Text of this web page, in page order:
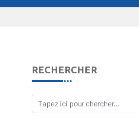
RECHERCHER